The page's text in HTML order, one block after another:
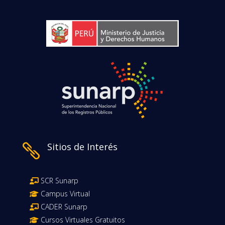
 Sitios de Interés
SCR Sunarp
Campus Virtual
CADER Sunarp
Cursos Virtuales Gratuitos